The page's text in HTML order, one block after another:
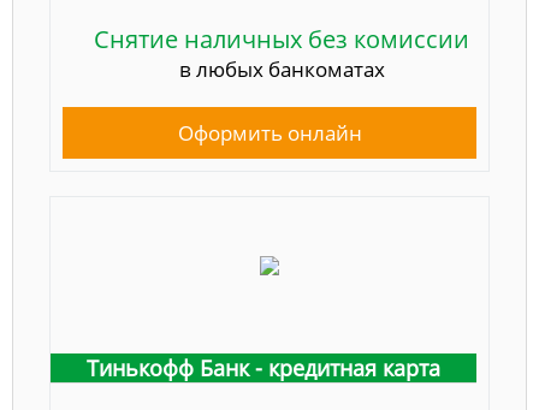
Снятие наличных без комиссии
в любых банкоматах
Оформить онлайн
Тинькофф Банк - кредитная карта